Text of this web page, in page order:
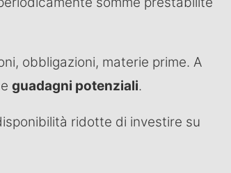
obbligazioni, materie prime. A
e guadagni potenziali.
ridotte di investire su